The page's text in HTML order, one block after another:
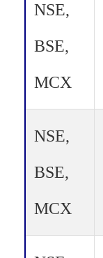
NSE,
BSE,
MCX
NSE,
BSE,
MCX